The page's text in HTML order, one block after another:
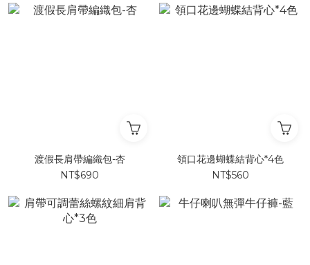
渡假長肩帶編織包-杏
NT$690
領口花邊蝴蝶結背心*4色
NT$560